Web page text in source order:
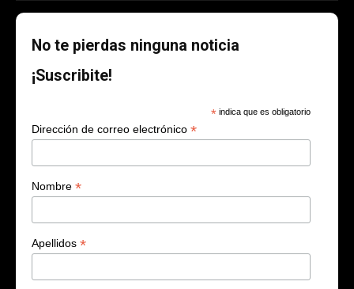
No te pierdas ninguna noticia
¡Suscribite!
* indica que es obligatorio
Dirección de correo electrónico *
Nombre *
Apellidos *